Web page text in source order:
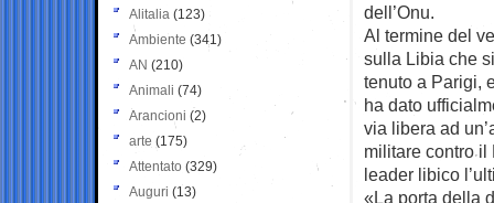
dell’Onu.
Al termine del
sulla Libia che
tenuto a Parigi,
ha dato
via libera ad
militare contro
leader libico
«La porta della
Alitalia (123)
Ambiente (341)
AN (210)
Animali (74)
Arancioni (2)
arte (175)
Attentato (329)
Auguri (13)